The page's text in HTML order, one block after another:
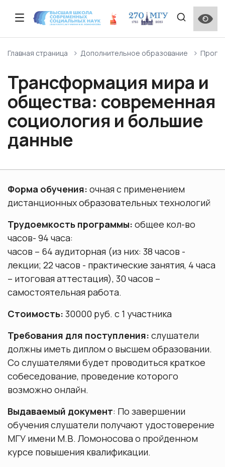
Описание факультета
Описание программ подготовки ВШССН
Структура
Нормативные документы
Партнеры ВШССН
Прием 2026 года
Контакты и график работы приемной комиссии
Центральная приемная комиссия
Поступление иностранных граждан (外国用户入口)
Перевод и восстановление
ВШССН школьникам
Образовательные стандарты и
специализированные компетенции
Программа подготовки Бакалавриат
Программа подготовки Магистратура
Программа подготовки Аспирантура
Практическая подготовка и НИР
Курсовые работы
Качество образования
Порядок прикрепления для подготовки
Сведения о наличии материально-технической
базы для использования инвалидами и лицами с
Особенности проведения вступительных
испытаний для лиц с ограниченными
возможностями здоровья
Сведения об адаптации ОПОП ВО для обучения
Научная деятельность
Научные проекты
Международная научная конференция
«Ломоносов»
Социологическая школа ВШССН МГУ имени М. В.
Приказ о создании ученого совета ВШССН МГУ
Состав Ученого совета ВШССН МГУ
Поощрения и награды Московского
университета (нормативные документы)
Программы повышения квалификации
Дополнительные общеобразовательные
программы
Студенческий актив ВШССН МГУ
Институт кураторства на факультете ВШССН МГУ
Мероприятия, проводимые на факультете ВШССН
МГУ
Общежитие
Отзывы работодателей
Опрос выпускников
Лучшие выпускники
Личный кабинет студента и преподавателя МГУ
имени М.В. Ломоносова
Справочник первокурсника
Межфакультетские курсы
Порядок перехода на бюджетную форму
Количество вакантных бюджетных мест
общежитии МГУ им. М.В. Ломоносова
Главная страница Дополнительное образование
Трансформация мира и
общества: современная
социология и большие
данные
Форма обучения: очная с применением
дистанционных образовательных технологий
Трудоемкость программы: общее кол-во
часов- 94 часа:
часов – 64 аудиторная (из них: 38 часов -
лекции; 22 часов - практические занятия, 4 часа
– итоговая аттестация), 30 часов –
самостоятельная работа.
Стоимость: 30000 руб. с 1 участника
Требования для поступления: слушатели
должны иметь диплом о высшем образовании.
Со слушателями будет проводиться краткое
собеседование, проведение которого
возможно онлайн.
Выдаваемый документ: По завершении
обучения слушатели получают удостоверение
МГУ имени М.В. Ломоносова о пройденном
курсе повышения квалификации.